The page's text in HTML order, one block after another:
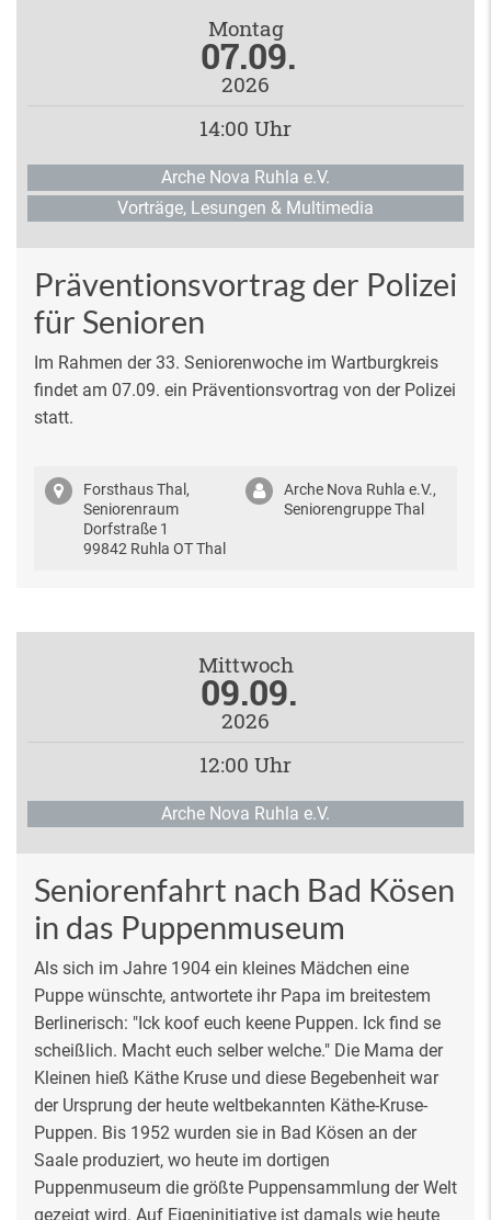
Montag
07.09.
2026
14:00 Uhr
Arche Nova Ruhla e.V.
Vorträge, Lesungen & Multimedia
Präventionsvortrag der Polizei
für Senioren
Im Rahmen der 33. Seniorenwoche im Wartburgkreis
findet am 07.09. ein Präventionsvortrag von der Polizei
statt.
Forsthaus Thal,
Seniorenraum
Dorfstraße 1
99842 Ruhla OT Thal
Arche Nova Ruhla e.V.,
Seniorengruppe Thal
Mittwoch
09.09.
2026
12:00 Uhr
Arche Nova Ruhla e.V.
Seniorenfahrt nach Bad Kösen
in das Puppenmuseum
Als sich im Jahre 1904 ein kleines Mädchen eine
Puppe wünschte, antwortete ihr Papa im breitestem
Berlinerisch: "Ick koof euch keene Puppen. Ick find se
scheißlich. Macht euch selber welche." Die Mama der
Kleinen hieß Käthe Kruse und diese Begebenheit war
der Ursprung der heute weltbekannten Käthe-Kruse-
Puppen. Bis 1952 wurden sie in Bad Kösen an der
Saale produziert, wo heute im dortigen
Puppenmuseum die größte Puppensammlung der Welt
gezeigt wird. Auf Eigeninitiative ist damals wie heute